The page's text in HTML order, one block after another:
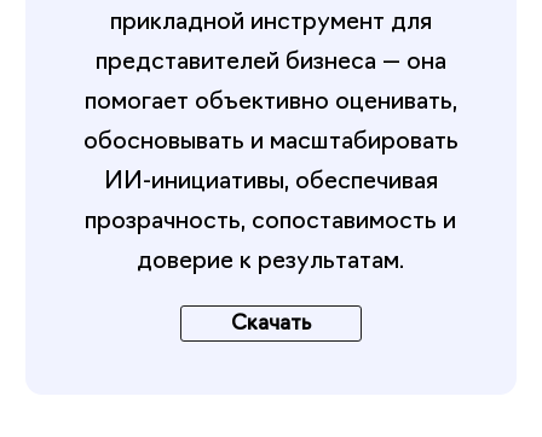
прикладной инструмент для
представителей бизнеса — она
помогает объективно оценивать,
обосновывать и масштабировать
ИИ-инициативы, обеспечивая
прозрачность, сопоставимость и
доверие к результатам.
Скачать